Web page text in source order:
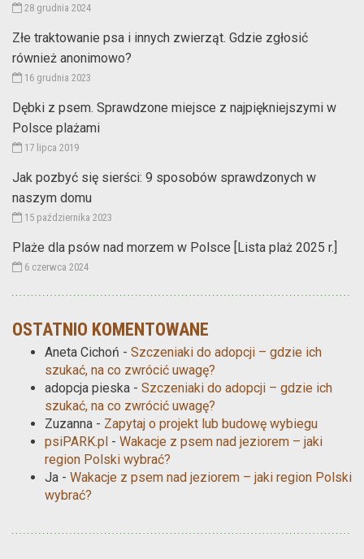
28 grudnia 2024
Złe traktowanie psa i innych zwierząt. Gdzie zgłosić
również anonimowo?
16 grudnia 2023
Dębki z psem. Sprawdzone miejsce z najpiękniejszymi w
Polsce plażami
17 lipca 2019
Jak pozbyć się sierści: 9 sposobów sprawdzonych w
naszym domu
15 października 2023
Plaże dla psów nad morzem w Polsce [Lista plaż 2025 r.]
6 czerwca 2024
OSTATNIO KOMENTOWANE
Aneta Cichoń - Szczeniaki do adopcji – gdzie ich
szukać, na co zwrócić uwagę?
adopcja pieska - Szczeniaki do adopcji – gdzie ich
szukać, na co zwrócić uwagę?
Zuzanna - Zapytaj o projekt lub budowę wybiegu
psiPARK.pl - Wakacje z psem nad jeziorem – jaki
region Polski wybrać?
Ja - Wakacje z psem nad jeziorem – jaki region Polski
wybrać?